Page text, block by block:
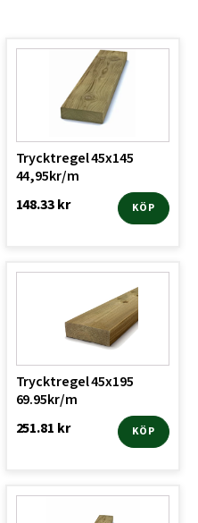
Trycktregel 45x145
44,95kr/m
148.33kr KÖP
produkten
har
flera
varianter.
De
olika
alternativen
kan
produktsidan
Trycktregel 45x195
69.95kr/m
251.81 kr KÖP
produkten